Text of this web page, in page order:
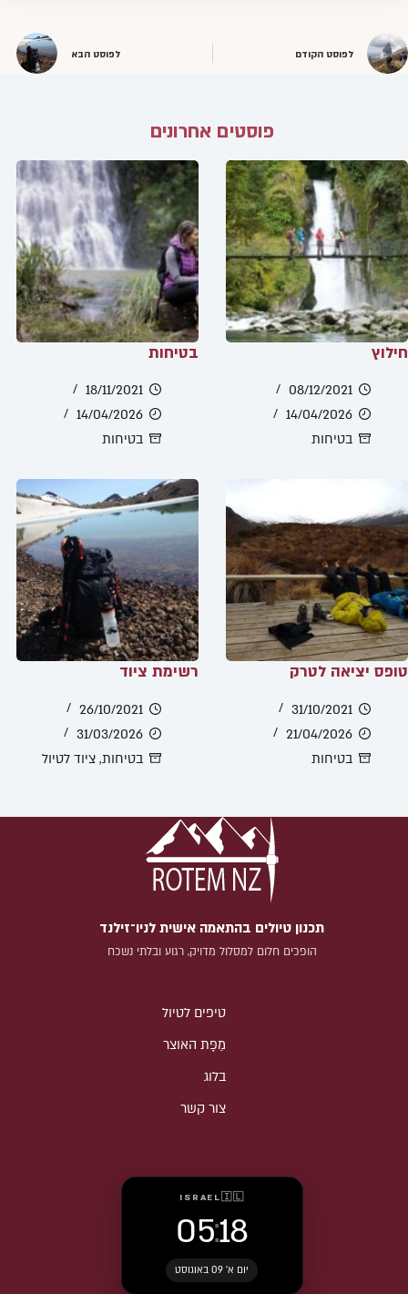
לפוסט הקודם לפוסט הבא
פוסטים אחרונים
חילוץ
08/12/2021
14/04/2026
בטיחות
בטיחות
18/11/2021
14/04/2026
בטיחות
טופס יציאה לטרק
31/10/2021
21/04/2026
בטיחות
רשימת ציוד
26/10/2021
31/03/2026
בטיחות, ציוד לטיול
תכנון טיולים בהתאמה אישית לניו־זילנד
הופכים חלום למסלול מדויק, רגוע ובלתי נשכח
טיפים לטיול
מַפָּת האוצר
בלוג
צור קשר
ISRAEL🇮🇱
05:18
יום א׳ 09 באוגוסט